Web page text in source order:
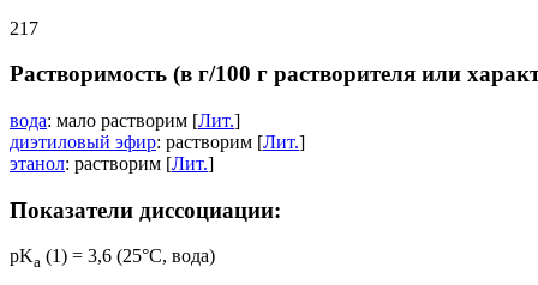
217
Растворимость (в г/100 г растворителя или
вода: мало растворим [Лит.]
диэтиловый эфир: растворим [Лит.]
этанол: растворим [Лит.]
Показатели диссоциации:
pKa (1) = 3,6 (25°C, вода)